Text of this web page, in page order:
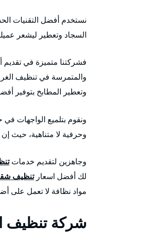
نستخدم أفضل التقنيات
السجاد وتعطير ليشعر
فشركتنا متميزة في تقديم
والمتمرسة في تنظيف
وتعطير المطابخ بتوفير
ونقوم بتلميع الواجهات
وحرفية لا متناهية، حيث
وجاهزين لتقديم خدمات
لك أفضل اسعارتنظيف
مواد نظافة لا تعمل على
شركة تنظيف